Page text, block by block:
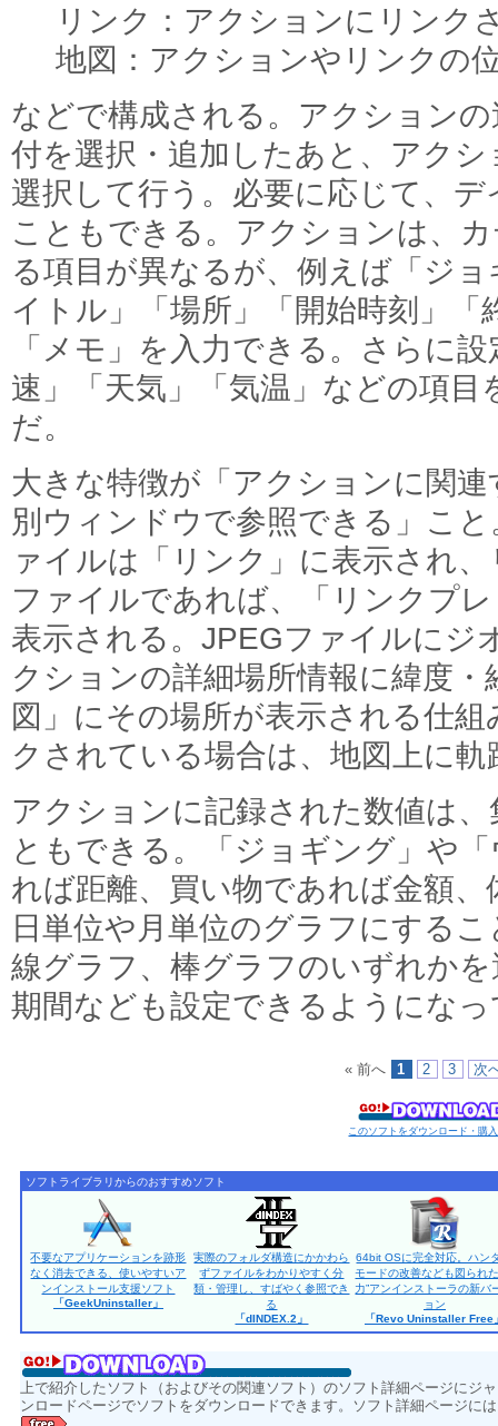
リンク：アクションにリンク
地図：アクションやリンクの
などで構成される。アクション
付を選択・追加したあと、アク
選択して行う。必要に応じて、
こともできる。アクションは、
る項目が異なるが、例えば「ジ
イトル」「場所」「開始時刻」「
「メモ」を入力できる。さらに
速」「天気」「気温」などの項
だ。
大きな特徴が「アクションに関
別ウィンドウで参照できる」こ
ァイルは「リンク」に表示され
ファイルであれば、「リンクプ
表示される。JPEGファイルにジ
クションの詳細場所情報に緯度
図」にその場所が表示される仕
クされている場合は、地図上に
アクションに記録された数値は
ともできる。「ジョギング」や
れば距離、買い物であれば金額
日単位や月単位のグラフにする
線グラフ、棒グラフのいずれか
期間なども設定できるようにな
« 前へ 1 2 3 次
このソフトをダウンロード・購
ソフトライブラリからのおすすめソフト
不要なアプリケーションを跡形
なく消去できる、使いやすいア
ンインストール支援ソフト
「GeekUninstaller」
実際のフォルダ構造にかかわら
ずファイルをわかりやすく分
類・管理し、すばやく参照でき
る
「dINDEX.2」
64bit OSに完全対応。ハン
モードの改善なども図られ
力”アンインストーラの新バ
ョン
「Revo Uninstaller Free
上で紹介したソフト（およびその関連ソフト）のソフト詳細ページにジ
ンロードページでソフトをダウンロードできます。ソフト詳細ページに